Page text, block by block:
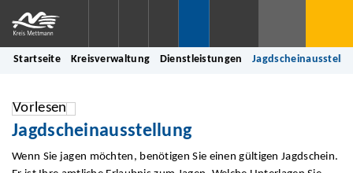
Startseite Kreisverwaltung Dienstleistungen
Vorlesen
Jagdscheinausstellung
Wenn Sie jagen möchten, benötigen Sie einen gültigen Jagdschein.